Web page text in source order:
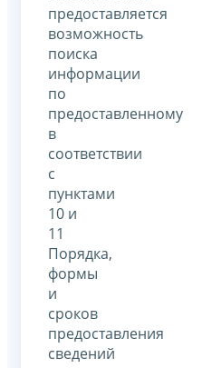
предоставляется
возможность
поиска
информации
по
предоставленному
в
соответствии
с
пунктами
10 и
11
Порядка,
формы
и
сроков
предоставления
сведений